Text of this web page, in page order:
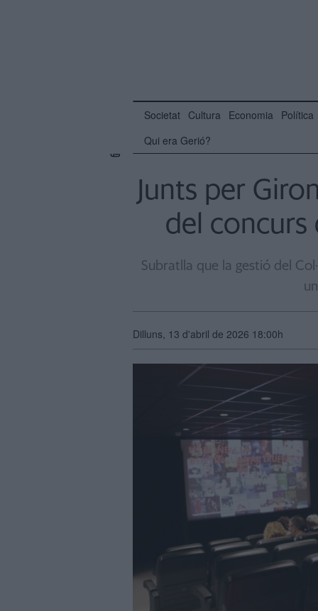
Societat Cultura Economia Política
Qui era Gerió?
Junts per
del concurs
Subratlla que la gestió del
Dilluns, 13 d'abril de 2026 18:00h